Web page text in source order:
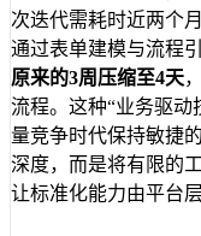
次迭代需耗时近两个
通过表单建模与流程
原来的3周压缩至4天
流程。这种“业务驱动
量竞争时代保持敏捷
深度，而是将有限的
让标准化能力由平台